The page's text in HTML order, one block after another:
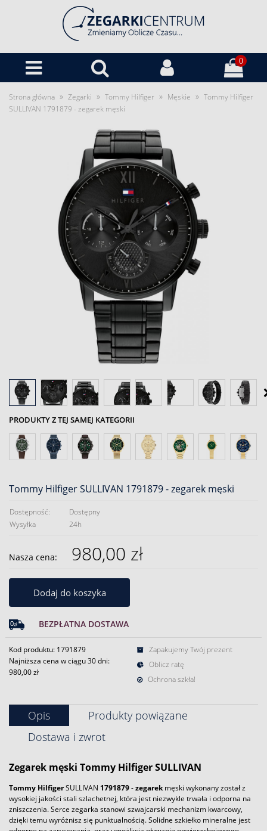
0
Strona główna » Zegarki » Tommy Hilfiger » Męskie » Tommy Hilfiger
SULLIVAN 1791879 - zegarek męski
PRODUKTY Z TEJ SAMEJ KATEGORII
Tommy Hilfiger SULLIVAN 1791879 - zegarek męski
Dostępność:
Dostępny
Wysyłka
24h
Nasza cena: 980,00 zł
Dodaj do koszyka
BEZPŁATNA DOSTAWA
Kod produktu: 1791879
Najniższa cena w ciągu 30 dni:
980,00 zł
Zapakujemy Twój prezent
Oblicz ratę
Ochrona szkła!
Opis
Produkty powiązane
Dostawa i zwrot
Zegarek męski Tommy HilfigerSULLIVAN
Tommy HilfigerSULLIVAN 1791879-zegarekmęski wykonany został z
wysokiej jakości stali szlachetnej, która jest niezwykle trwała i odporna na
zniszczenia. Serce zegarka stanowi szwajcarski mechanizm kwarcowy,
dzięki temu wyróżnisz się punktualnością. Solidne szkiełko mineralne jest